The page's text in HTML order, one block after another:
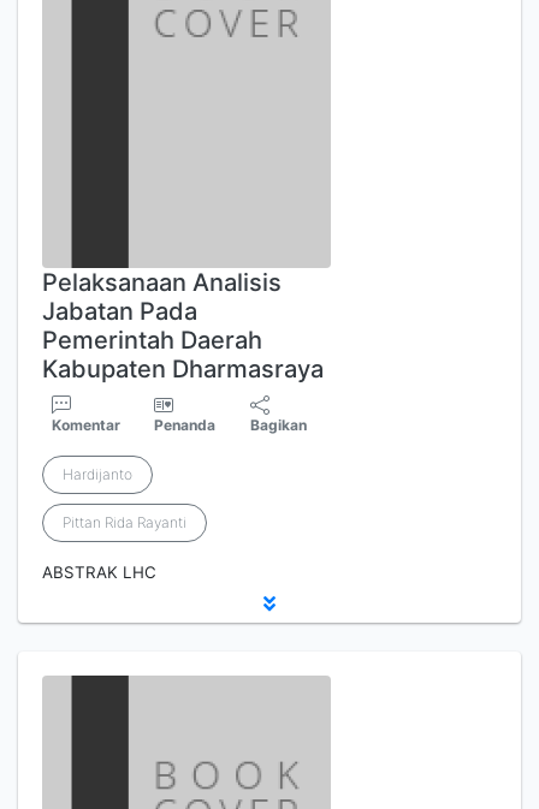
Pelaksanaan Analisis
Jabatan Pada
Pemerintah Daerah
Kabupaten Dharmasraya
Komentar Penanda Bagikan
Hardijanto
Pittan Rida Rayanti
ABSTRAK LHC